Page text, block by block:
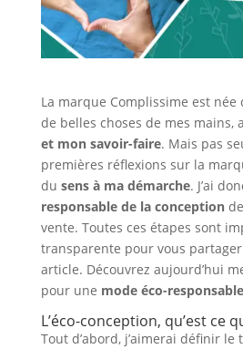
La marque Complissime est née
de belles choses de mes mains,
et mon savoir-faire. Mais pas
premières réflexions sur la
du sens à ma démarche. J’ai
responsable de la conception
vente. Toutes ces étapes sont
transparente pour vous
article. Découvrez aujourd’hui
pour une mode éco-responsable
L’éco-conception, qu’est ce
Tout d’abord, j’aimerai définir le